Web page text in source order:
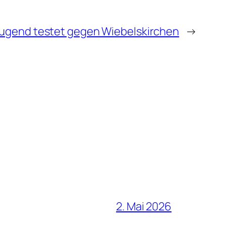
testet gegen Wiebelskirchen →
2. Mai 2026